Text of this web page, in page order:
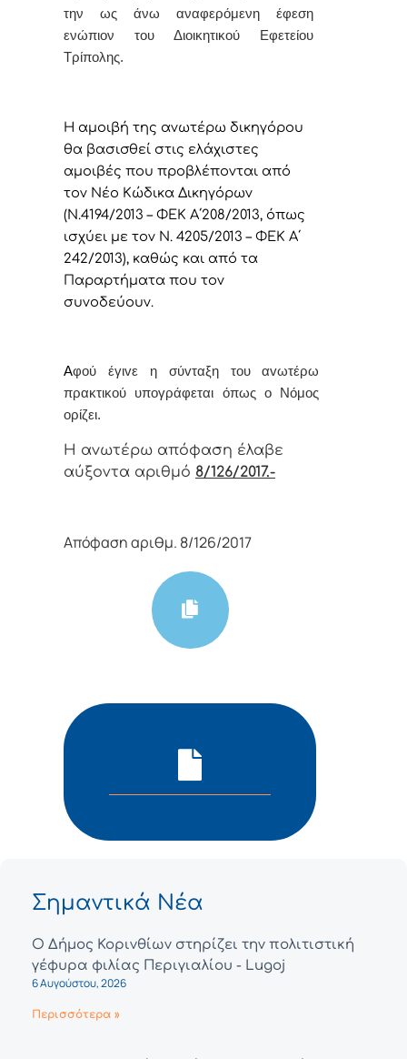
την ως άνω αναφερόμενη έφεση
ενώπιον του Διοικητικού Εφετείου
Τρίπολης.
Η αμοιβή της ανωτέρω δικηγόρου
θα βασισθεί στις ελάχιστες
αμοιβές που προβλέπονται από
τον Νέο Κώδικα Δικηγόρων
(Ν.4194/2013 – ΦΕΚ Α΄208/2013, όπως
ισχύει με τον Ν. 4205/2013 – ΦΕΚ Α΄
242/2013), καθώς και από τα
Παραρτήματα που τον
συνοδεύουν.
Αφoύ έγιvε η σύvταξη τoυ αvωτέρω
πρακτικoύ υπoγράφεται όπως o Νόμoς
oρίζει.
Η αvωτέρω απόφαση έλαβε
αύξοντα αριθμό 8/126/2017.-
Απόφαση αριθμ. 8/126/2017
Σημαντικά Νέα
Ο Δήμος Κορινθίων στηρίζει την πολιτιστική
γέφυρα φιλίας Περιγιαλίου - Lugoj
6 Αυγούστου, 2026
Περισσότερα »